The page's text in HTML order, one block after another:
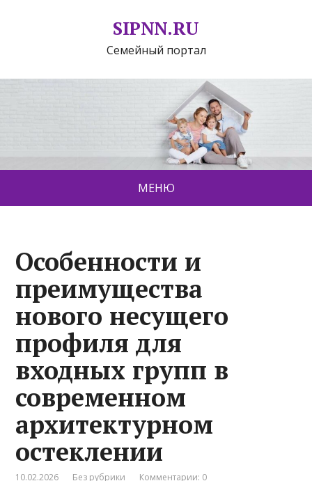
SIPNN.RU
Семейный портал
МЕНЮ
Особенности и
преимущества
нового несущего
профиля для
входных групп в
современном
архитектурном
остеклении
10.02.2026 Без рубрики Комментарии: 0